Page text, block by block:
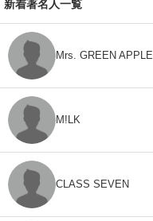
新着著名人一覧
Mrs. GREEN APPLE
M!LK
CLASS SEVEN